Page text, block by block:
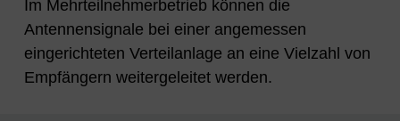
Im Mehrteilnehmerbetrieb können die
Antennensignale bei einer angemessen
eingerichteten Verteilanlage an eine Vielzahl von
Empfängern weitergeleitet werden.